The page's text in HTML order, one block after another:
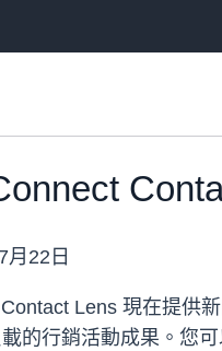
月22日
Lens 現在提供
的行銷活動成果。您